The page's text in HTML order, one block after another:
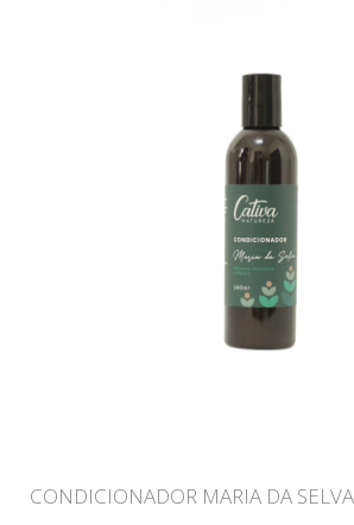
CONDICIONADOR MARIA DA